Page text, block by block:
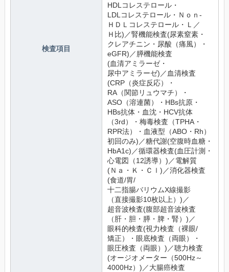
検査項目
HDLコレステロール・
LDLコレステロール・Ｎｏｎ‐
ＨＤＬコレステロール・Ｌ／
Ｈ比)／腎機能検査(尿素窒素・
クレアチニン・尿酸（痛風）・
eGFR)／膵機能検査
(血清アミラーゼ・
尿中アミラーゼ)／血清検査
(CRP（炎症反応）・
RA（関節リュウマチ）・
ASO（溶連菌）・HBs抗原・
HBs抗体・血沈・HCV抗体
（3rd）・梅毒検査（TPHA・
RPR法）・血液型（ABO・Rh）
初回のみ)／糖代謝(空腹時血糖・
HbA1c)／循環器検査(血圧計測・
心電図（12誘導）)／電解質
(Ｎａ・Ｋ・Ｃｌ)／消化器検査
(食道/胃/
十二指腸バリウムX線撮影
（直接撮影10枚以上）)／
超音波検査(腹部超音波検査
（肝・胆・膵・脾・腎）)／
眼科的検査(視力検査（裸眼/
矯正）・眼底検査（両眼）・
眼圧検査（両眼）)／聴力検査
(オージオメーター（500Hz～
4000Hz）)／大腸癌検査